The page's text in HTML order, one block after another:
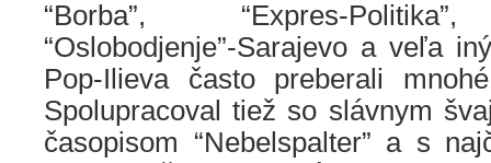
“Borba”, “Expres-
“Oslobodjenje”-Sarajevo a veľa
Pop-Ilieva často preberali
Spolupracoval tiež so slávnym
časopisom “Nebelspalter” a s